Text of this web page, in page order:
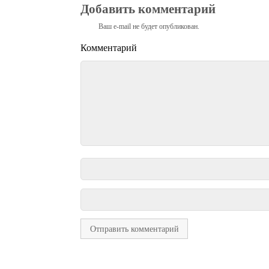
Добавить комментарий
Ваш e-mail не будет опубликован.
Комментарий